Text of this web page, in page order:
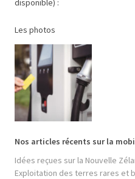
disponible) :
Les photos
Nos articles récents sur la
Idées reçues sur la Nouvelle
Exploitation des terres rares et